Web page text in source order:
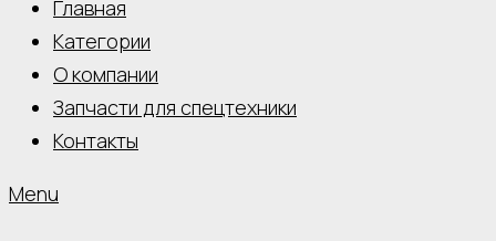
Главная
Категории
О компании
Запчасти для спецтехники
Контакты
Menu